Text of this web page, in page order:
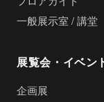
一般展示室 / 講堂
展覧会・イベン
企画展